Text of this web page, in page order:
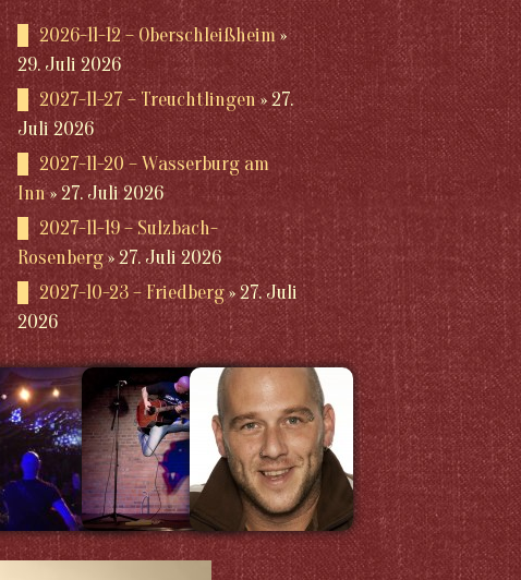
2026-11-12 – Oberschleißheim
29. Juli 2026
2027-11-27 – Treuchtlingen
27.
Juli 2026
2027-11-20 – Wasserburg am
Inn
27. Juli 2026
2027-11-19 – Sulzbach-
Rosenberg
27. Juli 2026
2027-10-23 – Friedberg
27. Juli
2026